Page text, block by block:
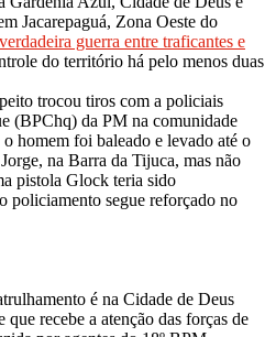
Jacarepaguá, Zona Oeste do
guerra entre traficantes e
do território há pelo menos duas
trocou tiros com a policiais
(BPChq) da PM na comunidade
homem foi baleado e levado até o
na Barra da Tijuca, mas não
pistola Glock teria sido
policiamento segue reforçado no
é na Cidade de Deus
recebe a atenção das forças de